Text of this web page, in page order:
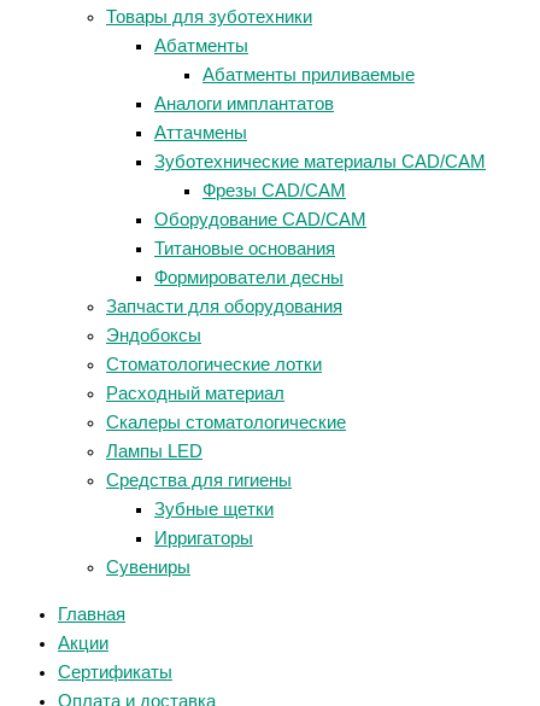
Товары для зуботехники
Абатменты
Абатменты приливаемые
Аналоги имплантатов
Аттачмены
Зуботехнические материалы CAD/CAM
Фрезы CAD/CAM
Оборудование CAD/CAM
Титановые основания
Формирователи десны
Запчасти для оборудования
Эндобоксы
Стоматологические лотки
Расходный материал
Скалеры стоматологические
Лампы LED
Средства для гигиены
Зубные щетки
Ирригаторы
Сувениры
Главная
Акции
Сертификаты
Оплата и доставка